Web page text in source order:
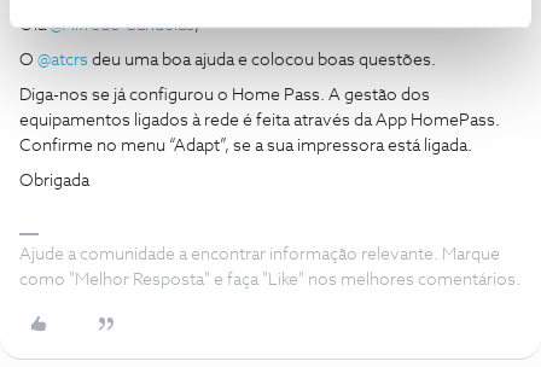
Olá@Alfredo Candeias,
O @atcrs deu uma boa ajuda e colocou boas questões.
Diga-nos se já configurou o Home Pass. A gestão dos
equipamentos ligados à rede é feita através da App HomePass.
Confirme no menu “Adapt”, se a sua impressora está ligada.
Obrigada
Ajude a comunidade a encontrar informação relevante. Marque
como "Melhor Resposta" e faça "Like" nos melhores comentários.